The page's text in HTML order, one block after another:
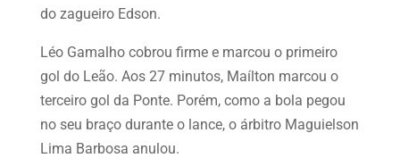
do zagueiro Edson.
Léo Gamalho cobrou firme e marcou o primeiro
gol do Leão. Aos 27 minutos, Maílton marcou o
terceiro gol da Ponte. Porém, como a bola pegou
no seu braço durante o lance, o árbitro Maguielson
Lima Barbosa anulou.